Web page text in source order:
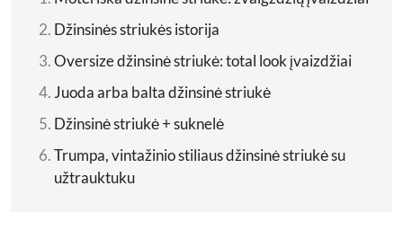
Džinsinės striukės istorija
Oversize džinsinė striukė: total look įvaizdžiai
Juoda arba balta džinsinė striukė
Džinsinė striukė + suknelė
Trumpa, vintažinio stiliaus džinsinė striukė su
užtrauktuku